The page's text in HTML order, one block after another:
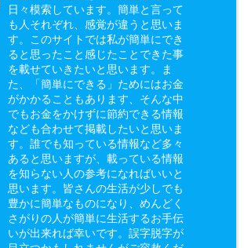
日々模索しています。簡単と言って
も人それぞれ、感覚が違うと思いま
す。このサイトでは私が簡単にでき
ると思ったこと感じたことできた事
を載せていきたいと思います。ま
た、「簡単にできる」ためにはお金
がかかることもあります、そんな中
でもお金をかけずに節約できる情報
なども合わせて掲載したいと思いま
す。誰でも知っている情報など多々
あると思いますが、載っている情報
を知らない人の参考になればいいと
思います。皆さんの生活が少しでも
豊かに簡単なものになり、めんどく
さがりの人が簡単に生活するお手伝
いが出来れば幸いです。誤字脱字が